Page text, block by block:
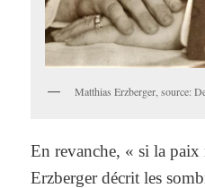
Matthias Erzberger, source:
En revanche, « si la paix
Erzberger décrit les